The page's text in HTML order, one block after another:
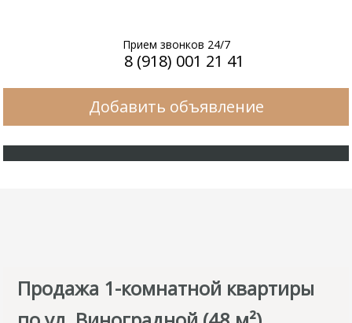
Прием звонков 24/7
8 (918) 001 21 41
Добавить объявление
Продажа 1-комнатной квартиры